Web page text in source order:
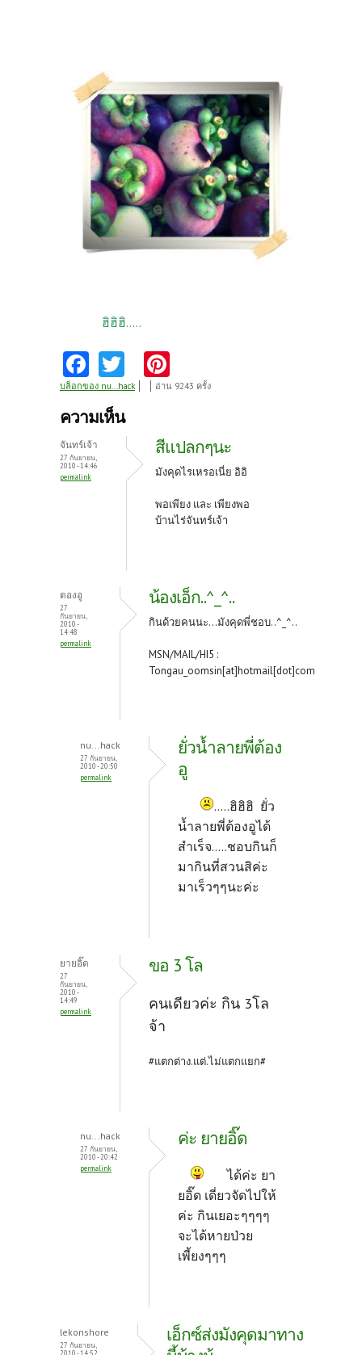
ฮิฮิฮิ.....
Fa
ce
b
o
o
k
w
itt
er
nt
es
t
บล็อกของ nu...hack อ่าน 9243 ครั้ง
ความเห็น
จันทร์เจ้า
27 กันยายน,
2010 - 14:46
permalink
สีแปลกๆนะ
มังคุดไรเหรอเนี่ย อิอิ
พอเพียง และ เพียงพอ
บ้านไร่จันทร์เจ้า
ตองอู
27
กันยายน,
2010 -
14:48
permalink
น้องเอ็ก..^_^..
กินด้วยคนนะ...มังคุดพี่ชอบ..^_^..
MSN/MAIL/HI5 :
Tongau_oomsin[at]hotmail[dot]com
nu...hack
27 กันยายน,
2010 - 20:50
permalink
ยั่วน้ำลายพี่ต้อง
อู
.....ฮิฮิฮิ ยั่ว
น้ำลายพี่ต้องอูได้
สำเร็จ.....ชอบกินก็
มากินที่สวนสิค่ะ
มาเร็วๆๆนะค่ะ
ยายอิ๊ด
27
กันยายน,
2010 -
14:49
permalink
ขอ 3 โล
คนเดียวค่ะ กิน 3โล
จ้า
#แตกต่าง.แต่.ไม่แตกแยก#
nu...hack
27 กันยายน,
2010 - 20:42
permalink
ค่ะ ยายอิ๊ด
ได้ค่ะ ยา
ยอิ๊ด เดี่ยวจัดไปให้
ค่ะ กินเยอะๆๆๆๆ
จะได้หายป่วย
เพี้ยงๆๆๆ
lekonshore
27 กันยายน,
2010 - 14:52
เอ็กซ์ส่งมังคุดมาทาง